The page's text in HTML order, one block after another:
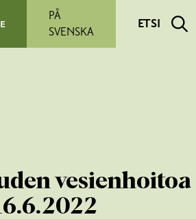
PÅ
SVENSKA
ETSI
vesienhoitoa